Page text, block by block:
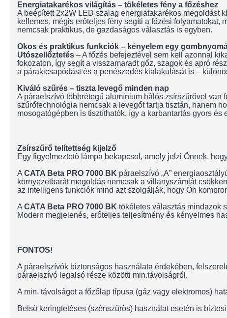
Energiatakarékos világítás – tökéletes fény a főzéshez
A beépített 2x2W LED szalag energiatakarékos megoldást
kellemes, mégis erőteljes fény segíti a főzési folyamatokat,
nemcsak praktikus, de gazdaságos választás is egyben.
Okos és praktikus funkciók – kényelem egy
Utószellőztetés – A főzés befejeztével sem kell azonnal
fokozaton, így segít a visszamaradt gőz, szagok és apró
a párakicsapódást és a penészedés kialakulását is –
Kiváló szűrés – tiszta levegő minden nap
A páraelszívó többrétegű alumínium hálós zsírszűrővel
szűrőtechnológia nemcsak a levegőt tartja tisztán, hanem
mosogatógépben is tisztíthatók, így a karbantartás gyors
Zsírszűrő telítettség kijelző
Egy figyelmeztető lámpa bekapcsol, amely jelzi Önnek,
A CATA Beta PRO 7000 BK páraelszívó „A”
környezetbarát megoldás nemcsak a villanyszámlát
az intelligens funkciók mind azt szolgálják, hogy Ön
A CATA Beta PRO 7000 BK tökéletes választás mindazok
Modern megjelenés, erőteljes teljesítmény és kényelmes
FONTOS!
A páraelszívók biztonságos használata érdekében,
páraelszívó legalsó része közötti min.távolságról.
A min. távolságot a főzőlap típusa (gáz vagy elektromos)
Belső keringtetéses (szénszűrős) használat esetén is